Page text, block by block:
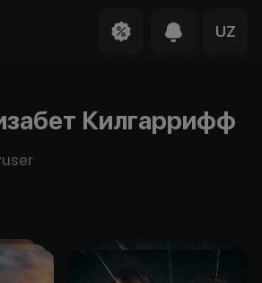
UZ
Килгаррифф